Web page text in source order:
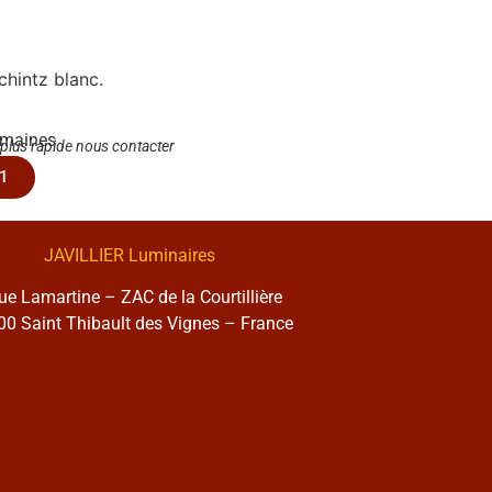
blanc.
rapide nous contacter
JAVILLIER Luminaires
Lamartine – ZAC de la Courtillière
Saint Thibault des Vignes – France